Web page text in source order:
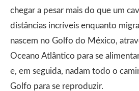
chegar a pesar mais do que um
distâncias incríveis enquanto
nascem no Golfo do México,
Oceano Atlântico para se
e, em seguida, nadam todo o
Golfo para se reproduzir.